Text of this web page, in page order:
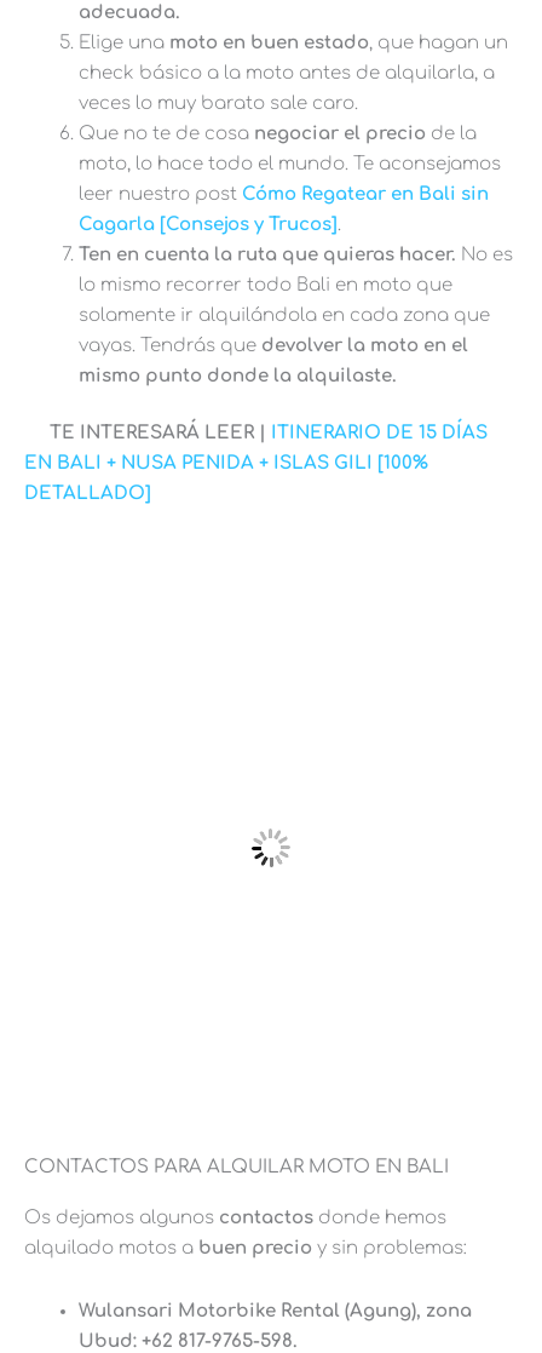
adecuada.
Elige una moto en buen estado, que hagan un
check básico a la moto antes de alquilarla, a
veces lo muy barato sale caro.
Que no te de cosa negociar el precio de la
moto, lo hace todo el mundo. Te aconsejamos
leer nuestro post Cómo Regatear en Bali sin
Cagarla [Consejos y Trucos].
Ten en cuenta la ruta que quieras hacer. No es
lo mismo recorrer todo Bali en moto que
solamente ir alquilándola en cada zona que
vayas. Tendrás que devolver la moto en el
mismo punto donde la alquilaste.
TE INTERESARÁ LEER | ITINERARIO DE 15 DÍAS
EN BALI + NUSA PENIDA + ISLAS GILI [100%
DETALLADO]
CONTACTOS PARA ALQUILAR MOTO EN BALI
Os dejamos algunos contactos donde hemos
alquilado motos a buen precio y sin problemas:
Wulansari Motorbike Rental (Agung), zona
Ubud: +62 817-9765-598.